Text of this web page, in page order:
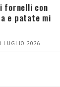
fornelli con
e patate mi
LUGLIO 2026